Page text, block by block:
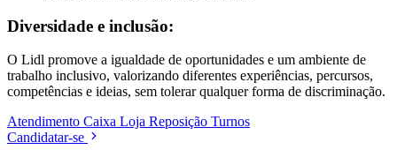
Diversidade e inclusão:
O Lidl promove a igualdade de oportunidades e um ambiente de
trabalho inclusivo, valorizando diferentes experiências, percursos,
competências e ideias, sem tolerar qualquer forma de discriminação.
Atendimento Caixa Loja Reposição Turnos
Candidatar-se